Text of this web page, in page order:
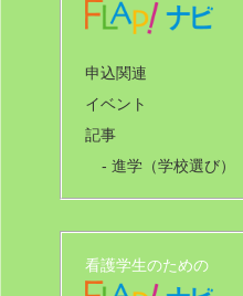
申込関連
イベント
記事
- 進学（学校選び）
看護学生のための